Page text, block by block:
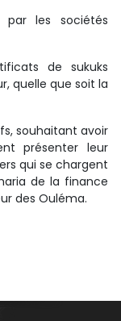
par les sociétés
de sukuks
quelle que soit la
souhaitant avoir
présenter leur
qui se chargent
de la finance
des Ouléma.